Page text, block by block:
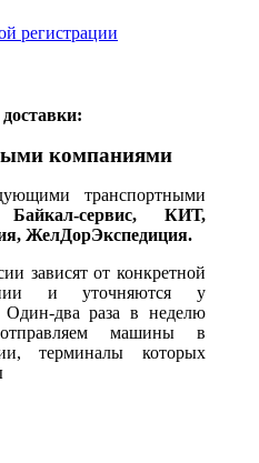
регистрации
компаниями
транспортными
сервис, КИТ,
ЖелДорЭкспедиция.
зависят от конкретной
и уточняются у
два раза в неделю
машины в
терминалы которых